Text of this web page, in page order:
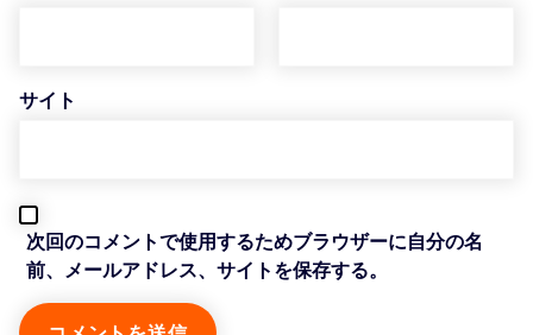
サイト
次回のコメントで使用するためブラウザーに自分の名
前、メールアドレス、サイトを保存する。